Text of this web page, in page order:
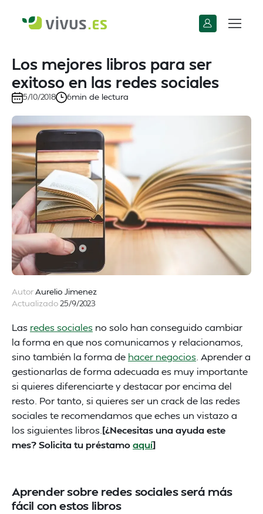
Los mejores libros para ser
exitoso en las redes sociales
5/10/2018 6min de lectura
AutorAurelio Jimenez
Actualizado25/9/2023
Las redes sociales no solo han conseguido cambiar
la forma en que nos comunicamos y relacionamos,
sino también la forma de hacer negocios . Aprender a
gestionarlas de forma adecuada es muy importante
si quieres diferenciarte y destacar por encima del
resto. Por tanto, si quieres ser un crack de las redes
sociales te recomendamos que eches un vistazo a
los siguientes libros. [¿Necesitas una ayuda este
mes? Solicita tu préstamoaquí]
Aprender sobre redes sociales será más
fácil con estos libros